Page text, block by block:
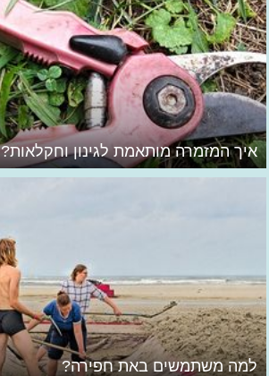
איך המזמרה מותאמת לגינון וחקלאות?
למה משתמשים באת חפירה?